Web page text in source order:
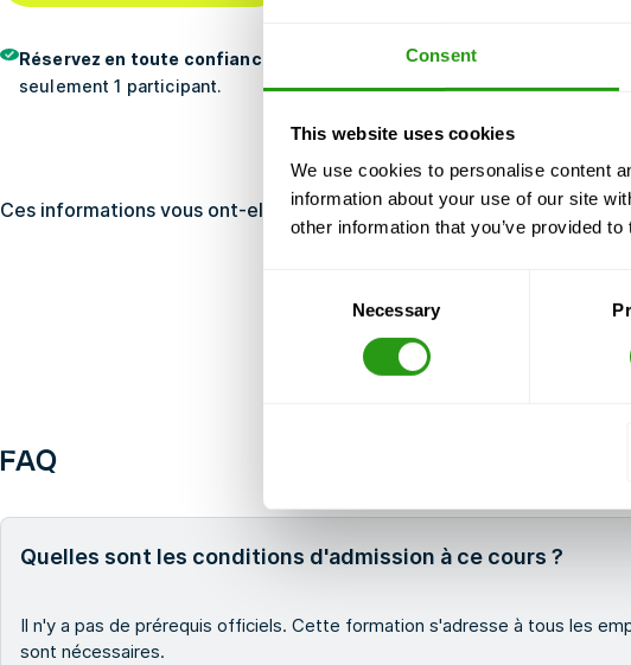
Consent
This website uses cookies
We use cookies to personalise content
information about your use of our site
other information that you’ve provided
Necessary
Réservez en toute confiance
- Gratuit annulation, pas prépaiement, et
seulement 1 participant.
Ces informations vous ont-elles été utiles ? Oui Non
FAQ
Quelles sont les conditions d'admission à ce cours ?
Il n'y a pas de prérequis officiels. Cette formation s'adresse à tous les
sont nécessaires.